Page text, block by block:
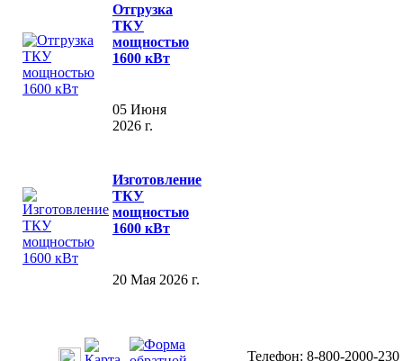
Отгрузка
ТКУ
мощностью
1600 кВт
05 Июня
2026 г.
Изготовление
ТКУ
мощностью
1600 кВт
20 Мая 2026 г.
Телефон: 8-800-2000-230